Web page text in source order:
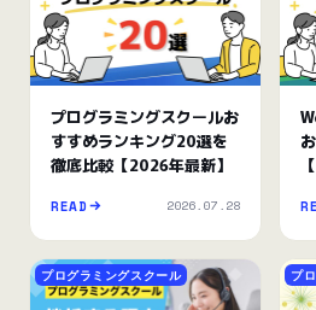
プログラミングスクールお
すすめランキング20選を
徹底比較【2026年最新】
READ 2026.07.28
プログラミングスクール プ